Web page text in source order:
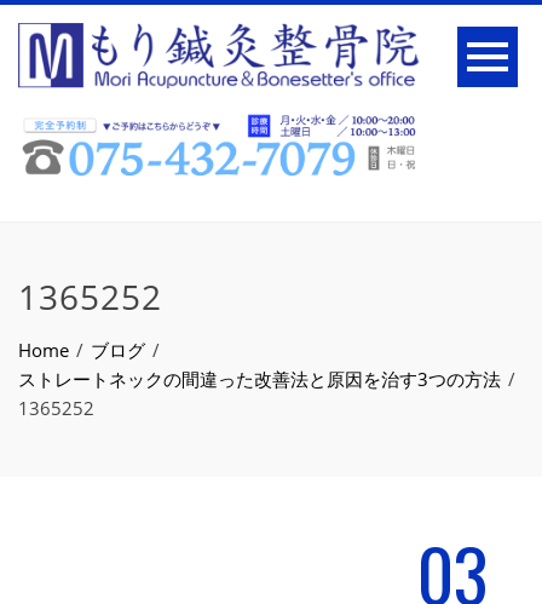
1365252
Home
ブログ
ストレートネックの間違った改善法と原因を治す3つの方法
1365252
03